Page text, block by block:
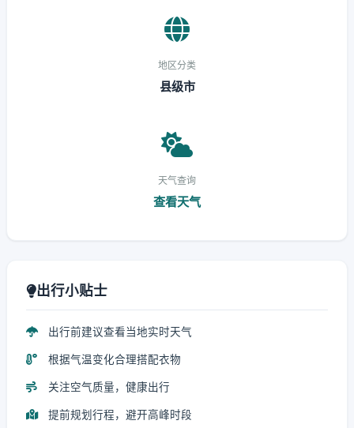
地区分类
县级市
天气查询
查看天气
出行小贴士
出行前建议查看当地实时天气
根据气温变化合理搭配衣物
关注空气质量，健康出行
提前规划行程，避开高峰时段